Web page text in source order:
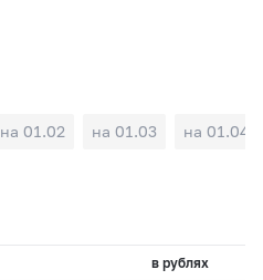
на 01.02 на 01.03 на 01.04
в рублях